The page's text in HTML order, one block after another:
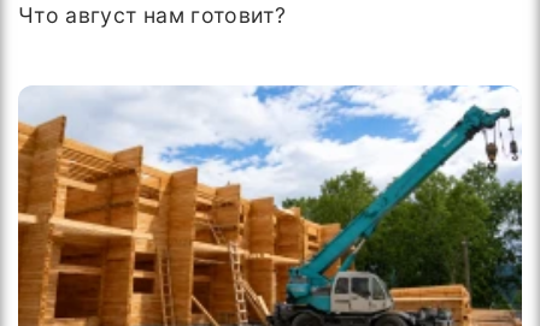
Что август нам готовит?